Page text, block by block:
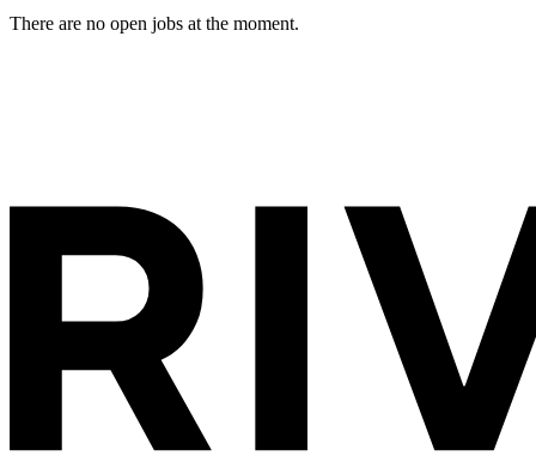
There are no open jobs at the moment.